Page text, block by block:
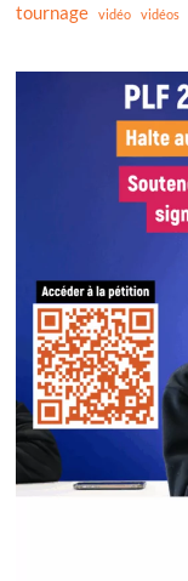
tournage vidéo vidéos